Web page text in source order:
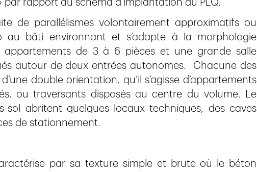
par rapport au schéma d’implantation du PLQ.
de parallélismes volontairement approximatifs ou
au bâti environnant et s’adapte à la morphologie
appartements de 3 à 6 pièces et une grande salle
autour de deux entrées autonomes. Chacune des
double orientation, qu’il s’agisse d’appartements
ou traversants disposés au centre du volume. Le
sol abritent quelques locaux techniques, des caves
de stationnement.
par sa texture simple et brute où le béton